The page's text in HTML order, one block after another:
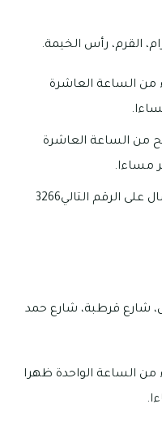
القرم، رأس الخيمة.
من الساعة العاشرة
من الساعة العاشرة
مساءا.
لمزيد من المعلومات يرجي الاتصال على الرقم التالي3266
شارع قرطبة، شارع حمد
من الساعة الواحدة ظهرا